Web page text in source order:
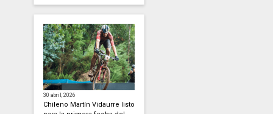
30 abril, 2026
Chileno Martín Vidaurre listo